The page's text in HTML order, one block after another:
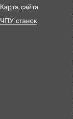
Карта сайта
ЧПУ станок